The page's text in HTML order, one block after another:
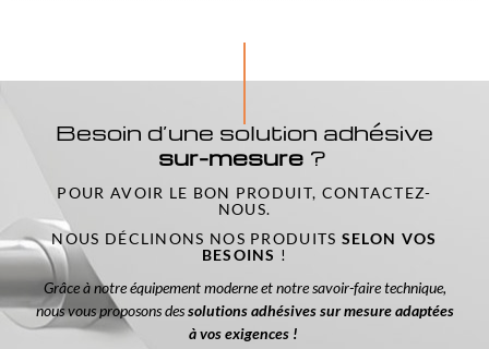
Besoin d’une solution adhésive
sur-mesure?
POUR AVOIR LE BON PRODUIT, CONTACTEZ-
NOUS.
NOUS DÉCLINONS NOS PRODUITS SELON VOS
BESOINS !
Grâce à notre équipement moderne et notre savoir-faire technique,
nous vous proposons dessolutions adhésives sur mesure adaptées
à vos exigences !